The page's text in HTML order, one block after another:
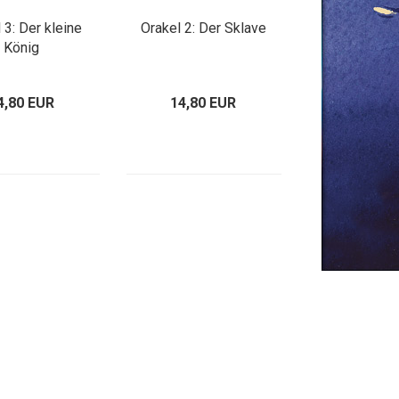
3: Der kleine
König
EUR
Orakel 2: Der Sklave
14,80 EUR